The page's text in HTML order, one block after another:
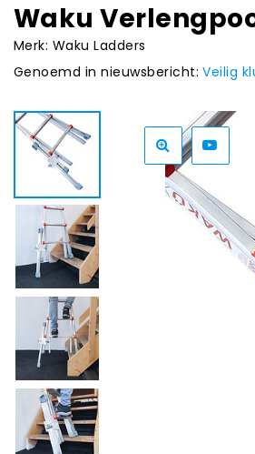
Waku
Merk: Waku Ladders
Genoemd in nieuwsbericht: Veilig